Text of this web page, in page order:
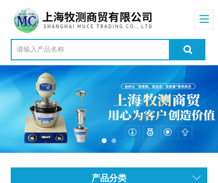
产品分类